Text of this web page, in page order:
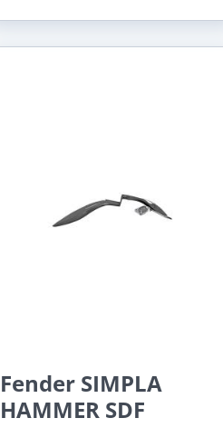
Fender SIMPLA
HAMMER SDF